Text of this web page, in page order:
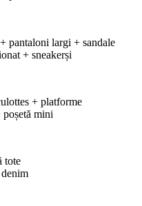
pantaloni largi + sandale
+ sneakerși
+ platforme
mini
tote